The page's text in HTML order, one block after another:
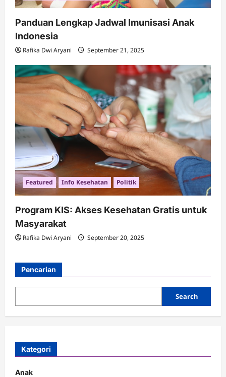
Panduan Lengkap Jadwal Imunisasi Anak
Indonesia
Rafika Dwi Aryani September 21, 2025
Featured Info Kesehatan Politik
Program KIS: Akses Kesehatan Gratis untuk
Masyarakat
Rafika Dwi Aryani September 20, 2025
Pencarian
Search
Kategori
Anak